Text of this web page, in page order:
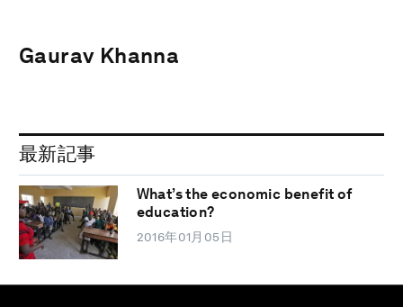
Gaurav Khanna
最新記事
What’s the economic benefit of
education?
2016年01月05日